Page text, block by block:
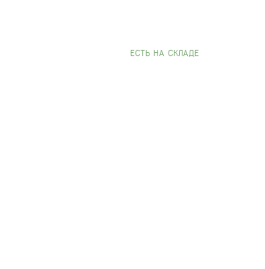
EСТЬ НА СКЛАДЕ